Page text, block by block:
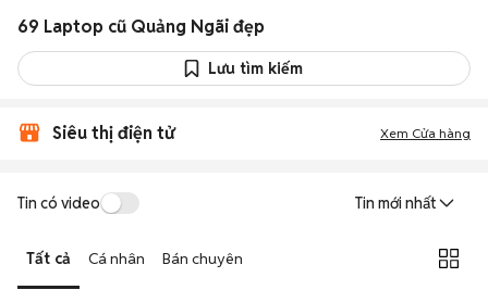
69 Laptop cũ Quảng Ngãi đẹp
Lưu tìm kiếm
Siêu thị điện tử Xem Cửa hàng
Tin có video Tin mới nhất
Tất cả Cá nhân Bán chuyên